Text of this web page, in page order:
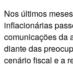
Nos últimos
inflacionárias
comunicações da
diante das
cenário fiscal e a